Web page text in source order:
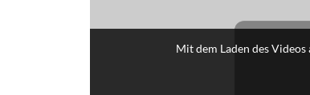
Mit dem Laden des